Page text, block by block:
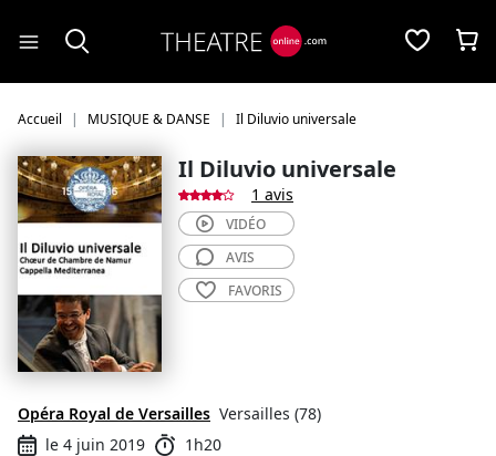
Accueil MUSIQUE & DANSE Il Diluvio universale
Il Diluvio universale
1 avis
Opéra Royal de Versailles Versailles (78)
le 4 juin 2019
1h20
VIDÉO
AVIS
FAVORIS